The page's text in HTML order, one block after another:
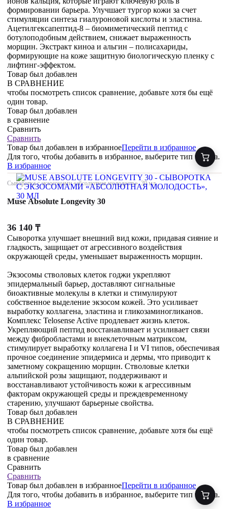
формировании барьера. Улучшает тургор кожи за счет
стимуляции синтеза гиалуроновой кислоты и эластина.
Ацетилгексапептид-8 – биомиметический пептид с
ботулоподобным действием, снижает выраженность
морщин. Экстракт киноа и альгин – полисахариды,
формирующие на коже защитную биологическую пленку с
лифтинг-эффектом.
Товар был добавлен
В СРАВНЕНИЕ
чтобы посмотреть список сравнение, добавьте хотя бы ещё
один товар.
Товар был добавлен
в сравнение
Сравнить
Сравнить
Товар был добавлен в избранноеПерейти в избранное
Для того, чтобы добавить в избранное, выберите тип товара.
В избранное
Сыворотка с экзосомами «абсолютная молодость», 30 мл
Muse Absolute Longevity 30
36 140 ₸
Сыворотка улучшает внешний вид кожи, придавая сияние и
гладкость, защищает от агрессивного воздействия
окружающей среды, уменьшает выраженность морщин.
Экзосомы стволовых клеток годжи укрепляют
эпидермальный барьер, доставляют сигнальные
биоактивные молекулы в клетки и стимулируют
собственное выделение экзосом кожей. Это усиливает
выработку коллагена, эластина и гликозаминогликанов.
Комплекс Telosense Active продлевает жизнь клеток.
Укрепляющий пептид восстанавливает и усиливает связи
между фибробластами и внеклеточным матриксом,
стимулирует выработку коллагена I и VI типов, обеспечивая
прочное соединение эпидермиса и дермы, что приводит к
заметному сокращению морщин. Стволовые клетки
альпийской розы защищают, поддерживают и
восстанавливают устойчивость кожи к агрессивным
факторам окружающей среды и преждевременному
старению, улучшают барьерные свойства.
Товар был добавлен
В СРАВНЕНИЕ
чтобы посмотреть список сравнение, добавьте хотя бы ещё
один товар.
Товар был добавлен
в сравнение
Сравнить
Сравнить
Товар был добавлен в избранноеПерейти в избранное
Для того, чтобы добавить в избранное, выберите тип товара.
В избранное